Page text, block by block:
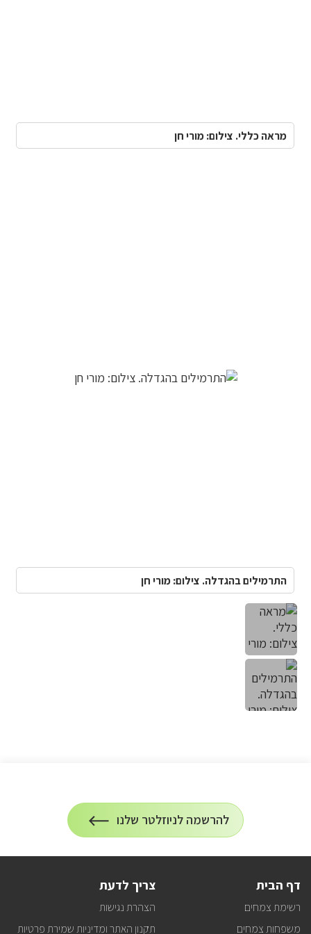
מראה כללי. צילום: מורי חן
התרמילים בהגדלה. צילום: מורי חן
הרשמה
להרשמה לניוזלטר שלנו
על
הרשמה
דף הבית
רשימת צמחים
משפחות צמחים
צריך לדעת
הצהרת נגישות
תקנון האתר ומדיניות שמירת פרטיות